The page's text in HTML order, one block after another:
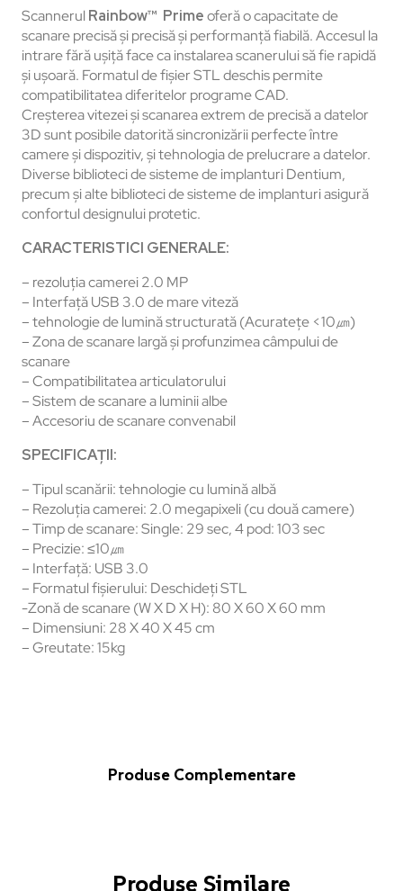
ScannerulRainbow™ Primeoferă o capacitate de
scanare precisă și precisă și performanță fiabilă. Accesul la
intrare fără ușiță face ca instalarea scanerului să fie rapidă
și ușoară. Formatul de fișier STL deschis permite
compatibilitatea diferitelor programe CAD.
Creșterea vitezei și scanarea extrem de precisă a datelor
3D sunt posibile datorită sincronizării perfecte între
camere și dispozitiv, și tehnologia de prelucrare a datelor.
Diverse biblioteci de sisteme de implanturi Dentium,
precum și alte biblioteci de sisteme de implanturi asigură
confortul designului protetic.
CARACTERISTICI GENERALE:
– rezoluția camerei 2.0 MP
– Interfață USB 3.0 de mare viteză
– tehnologie de lumină structurată (Acuratețe <10㎛)
– Zona de scanare largă și profunzimea câmpului de
scanare
– Compatibilitatea articulatorului
– Sistem de scanare a luminii albe
– Accesoriu de scanare convenabil
SPECIFICAȚII:
– Tipul scanării: tehnologie cu lumină albă
– Rezoluția camerei: 2.0 megapixeli (cu două camere)
– Timp de scanare: Single: 29 sec, 4 pod: 103 sec
– Precizie: ≤10㎛
– Interfață: USB 3.0
– Formatul fișierului: Deschideți STL
-Zonă de scanare (W X D X H): 80 X 60 X 60 mm
– Dimensiuni: 28 X 40 X 45 cm
– Greutate: 15kg
Produse Complementare
Produse Similare